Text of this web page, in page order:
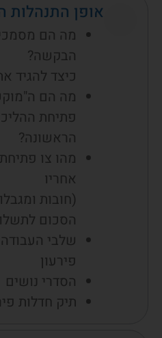
אופן התנהלות
מה הם
הבקשה?
כיצד להגיד
מה הם
פתיחת
הראשונה?
מהו צו
אחריו
(חובות
הסכום
שלבי
פירעון
הסדרי נושים
תיק חדלות